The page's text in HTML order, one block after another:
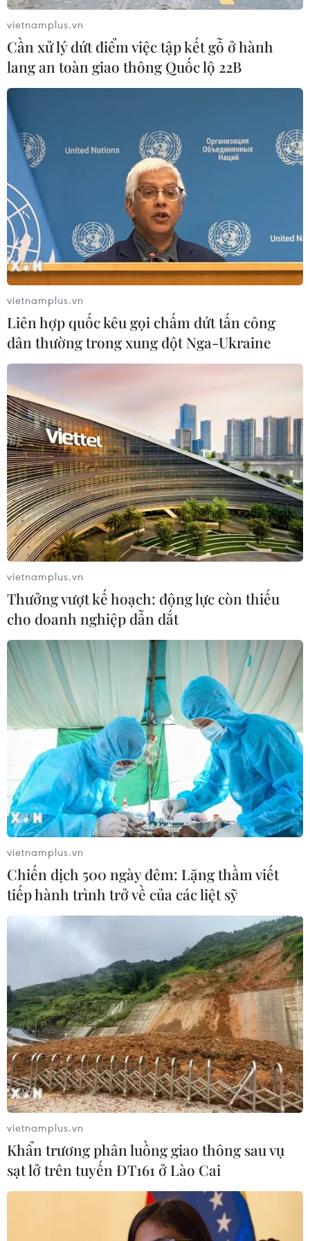
Quảng Trị: Tai nạn giao thông tại 'điểm
đen' ở thành phố Đông Hà
27/10/2019 04:58
Tại "điểm đen giao thông" - nơi giao nhau giữa các
đường Lê Duẩn, Bùi Thị Xuân, Quốc lộ 1A, thuộc thành
phố Đông Hà, tỉnh Quảng Trị đã từng xảy ra nhiều vụ tai
nạn đáng tiếc.
Quốc lộ ''tử thần'' và sự trả giá bằng mạng
sống người đi đường
07/11/2019 07:44
Người tham gia giao thông trên tuyến Quốc lộ 5 vẫn
“đánh đu” với tử thần khi lượng xe đông, hạ tầng xuống
cấp, nhà dân hay cơ sở sản xuất kinh doanh bám sát
mặt đường...
vietnamplus.vn
Cần xử lý dứt điểm việc tập kết gỗ ở hành
lang an toàn giao thông Quốc lộ 22B
vietnamplus.vn
Liên hợp quốc kêu gọi chấm dứt tấn công
dân thường trong xung đột Nga-Ukraine
vietnamplus.vn
Thưởng vượt kế hoạch: động lực còn thiếu
cho doanh nghiệp dẫn dắt
vietnamplus.vn
Chiến dịch 500 ngày đêm: Lặng thầm viết
tiếp hành trình trở về của các liệt sỹ
vietnamplus.vn
Khẩn trương phân luồng giao thông sau vụ
sạt lở trên tuyến ĐT161 ở Lào Cai